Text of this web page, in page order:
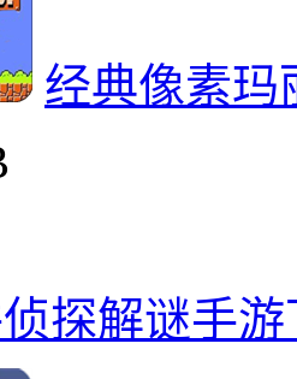
经典像素玛
探解谜手游